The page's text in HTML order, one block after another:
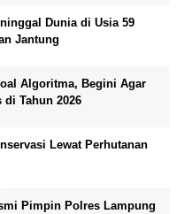
Dunia di Usia 59
Jantung
Algoritma, Begini Agar
di Tahun 2026
Lewat Perhutanan
Pimpin Polres Lampung